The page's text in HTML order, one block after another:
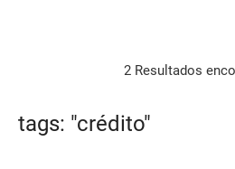
2 Resultados
tags: "crédito"